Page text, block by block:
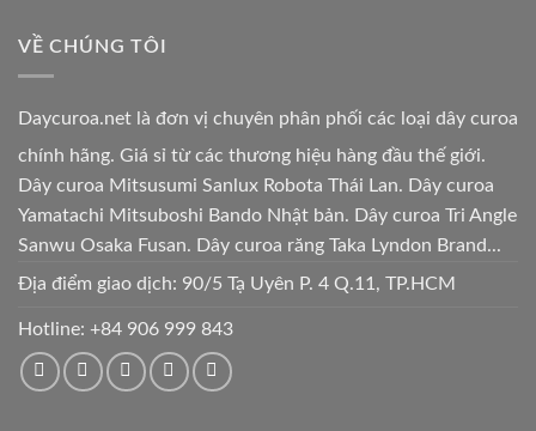
VỀ CHÚNG TÔI
Daycuroa.net là đơn vị chuyên phân phối các loại dây curoa
chính hãng. Giá sỉ từ các thương hiệu hàng đầu thế giới.
Dây curoa Mitsusumi Sanlux Robota Thái Lan. Dây curoa
Yamatachi Mitsuboshi Bando Nhật bản. Dây curoa Tri Angle
Sanwu Osaka Fusan. Dây curoa răng Taka Lyndon Brand...
Địa điểm giao dịch: 90/5 Tạ Uyên P. 4 Q.11, TP.HCM
Hotline: +84 906 999 843